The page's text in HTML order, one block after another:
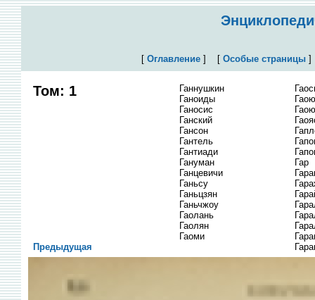
[ Оглавление] [ Особые страницы
Том: 1
Ганнушкин
Ганоиды
Ганосис
Ганский
Гансон
Гантель
Гантиади
Гануман
Ганцевичи
Ганьсу
Ганьцзян
Ганьчжоу
Гаолань
Гаолян
Гаоми
Гаою
Гар
Предыдущая